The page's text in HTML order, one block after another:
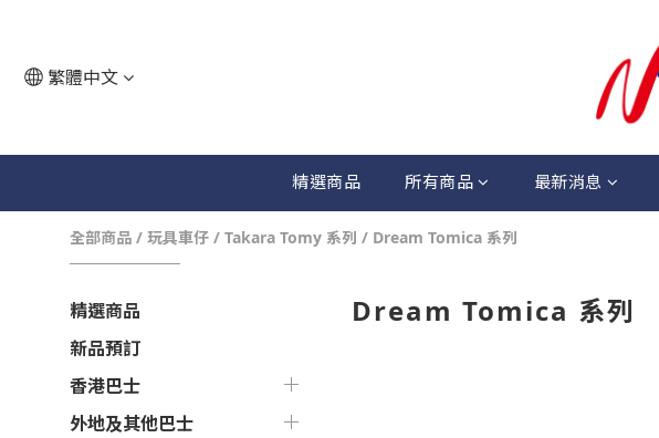
繁體中文
精選商品 所有商品 最新消息
全部商品 / 玩具車仔 / Takara Tomy 系列 / Dream Tomica 系列
精選商品
新品預訂
香港巴士
外地及其他巴士
Dream Tomica 系列